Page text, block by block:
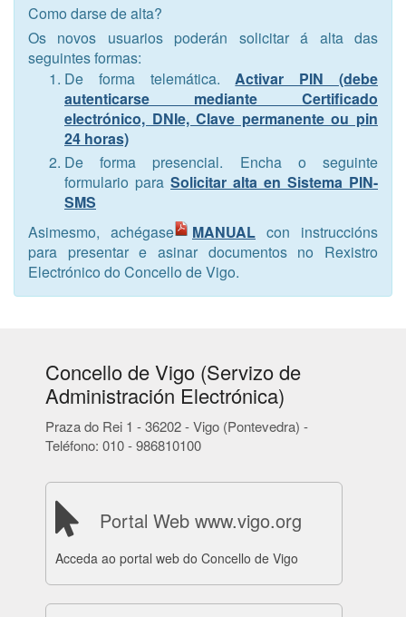
Como darse de alta?
Os novos usuarios poderán solicitar á alta das
seguintes formas:
De forma telemática.Activar PIN (debe
autenticarse mediante Certificado
electrónico, DNIe, Clave permanente ou pin
24 horas)
De forma presencial. Encha o seguinte
formulario para Solicitar alta en Sistema PIN-
SMS
Asimesmo, achégase
MANUAL con instruccións
para presentar e asinar documentos no Rexistro
Electrónico do Concello de Vigo.
Concello de Vigo (Servizo de
Administración Electrónica)
Praza do Rei 1 - 36202 - Vigo (Pontevedra) -
Teléfono: 010 - 986810100
Portal Web www.vigo.org
Acceda ao portal web do Concello de Vigo